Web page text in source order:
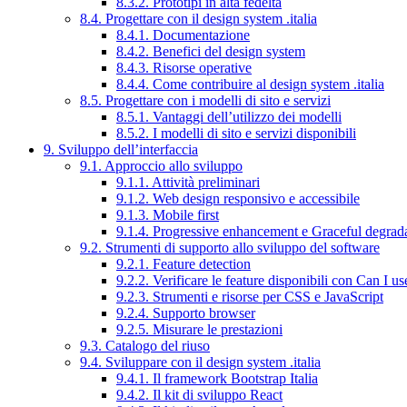
8.4. Progettare con il design system .italia
8.4.1. Documentazione
8.4.2. Benefici del design system
8.4.3. Risorse operative
8.4.4. Come contribuire al design system .italia
8.5. Progettare con i modelli di sito e servizi
8.5.1. Vantaggi dell’utilizzo dei modelli
8.5.2. I modelli di sito e servizi disponibili
9. Sviluppo dell’interfaccia
9.1. Approccio allo sviluppo
9.1.1. Attività preliminari
9.1.2. Web design responsivo e accessibile
9.1.3. Mobile first
9.1.4. Progressive enhancement e Graceful
9.2. Strumenti di supporto allo sviluppo del software
9.2.1. Feature detection
9.2.2. Verificare le feature disponibili con Can I
9.2.3. Strumenti e risorse per CSS e JavaScript
9.2.4. Supporto browser
9.2.5. Misurare le prestazioni
9.3. Catalogo del riuso
9.4. Sviluppare con il design system .italia
9.4.1. Il framework Bootstrap Italia
9.4.2. Il kit di sviluppo React